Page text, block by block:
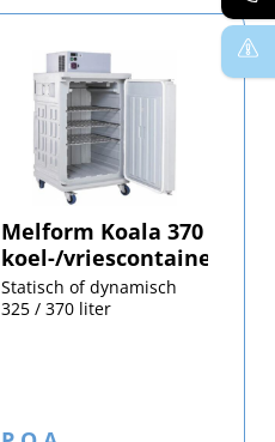
Melform Koala 370
koel-/vriescontainer
Statisch of dynamisch
325 / 370 liter